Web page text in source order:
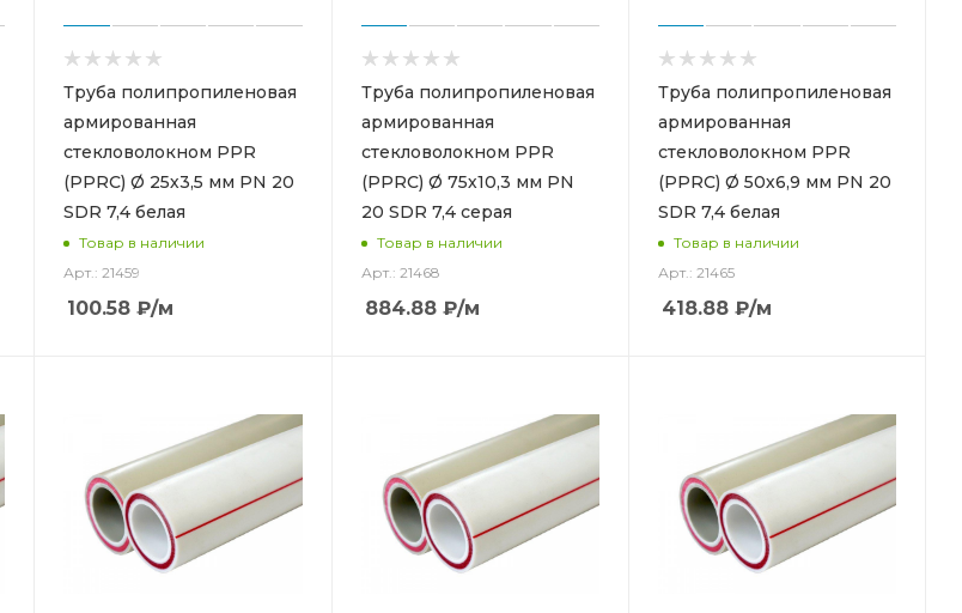
Труба полипропиленовая
армированная
стекловолокном PPR
(PPRC) Ø 25х3,5 мм PN 20
SDR 7,4 белая
Товар в наличии
Арт.: 21459
100.58 ₽/м
Труба полипропиленовая
армированная
стекловолокном PPR
(PPRC) Ø 75х10,3 мм PN
20 SDR 7,4 серая
Товар в наличии
Арт.: 21468
884.88₽/м
Труба полипропиленовая
армированная
стекловолокном PPR
(PPRC) Ø 50х6,9 мм PN 20
SDR 7,4 белая
Товар в наличии
Арт.: 21465
418.88₽/м